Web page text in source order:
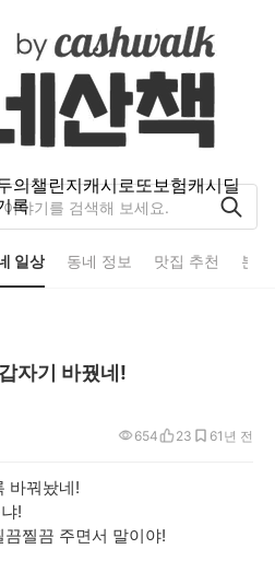
의챌린지캐시로또보험캐시딜
록
일상 동네 정보 맛집 추천 분
자기 바꿨네!
1년 전
654 23 6
바꿔놨네!
!
찔끔 주면서 말이야!